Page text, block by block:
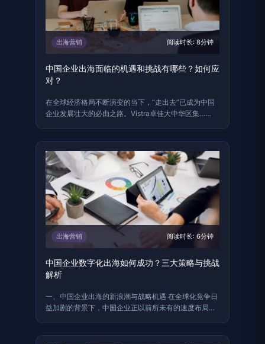
出海营销 阅读时长: 8分钟
中国企业出海面临的机遇和挑战有哪些？如何应
对？
在全球经济格局不断演变的当下，“走出去”已成为中国
企业发展壮大的必由之路。Vistra卓佳大中华区集……
出海营销 阅读时长: 6分钟
中国企业数字化出海如何成功？三大策略与挑战
解析
一、中国企业出海的新浪潮与战略机遇 在全球化竞争日
益加剧的背景下，中国企业正以前所未有的速度布局